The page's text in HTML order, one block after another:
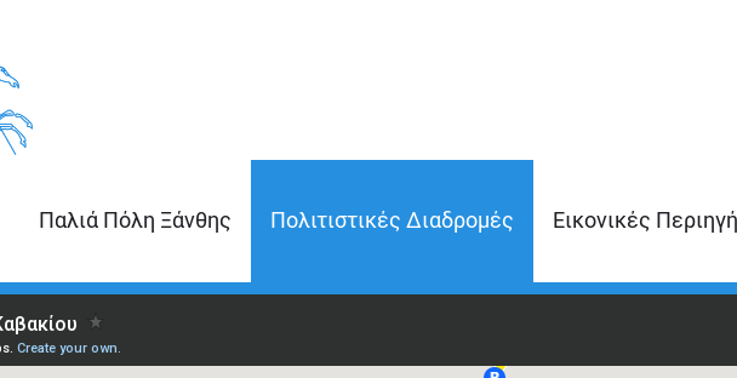
Παλιά Πόλη Ξάνθης Πολιτιστικές Διαδρομές Εικονικές